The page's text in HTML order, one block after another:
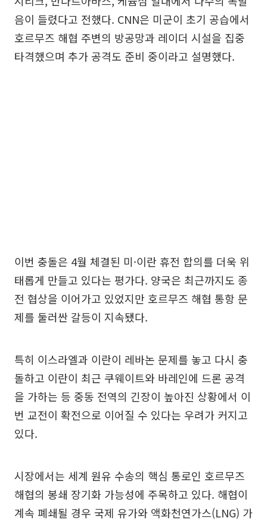
음이 들렸다고 전했다. CNN은 미군이 초기 공습에서
호르무즈 해협 주변의 방공망과 레이더 시설을 집중
타격했으며 추가 공격도 준비 중이라고 설명했다.
이번 충돌은 4월 체결된 미·이란 휴전 합의를 더욱 위
태롭게 만들고 있다는 평가다. 양국은 최근까지도 종
전 협상을 이어가고 있었지만 호르무즈 해협 통항 문
제를 둘러싼 갈등이 지속됐다.
특히 이스라엘과 이란이 레바논 문제를 놓고 다시 충
돌하고 이란이 최근 쿠웨이트와 바레인에 드론 공격
을 가하는 등 중동 전역의 긴장이 높아진 상황에서 이
번 교전이 확전으로 이어질 수 있다는 우려가 커지고
있다.
시장에서는 세계 원유 수송의 핵심 통로인 호르무즈
해협의 봉쇄 장기화 가능성에 주목하고 있다. 해협이
계속 폐쇄될 경우 국제 유가와 액화천연가스(LNG) 가